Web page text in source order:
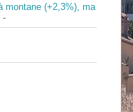
montane (+2,3%), ma
-